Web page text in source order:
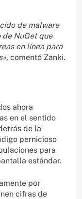
de malware
NuGet que
en línea para
comentó Zanki.
ahora
en el sentido
de la
pernicioso
para
estándar.
por
cifras de